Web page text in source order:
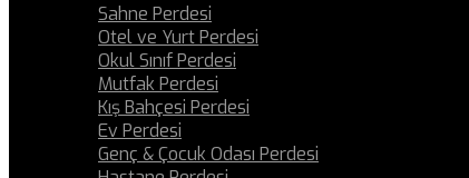
Sahne Perdesi
Otel ve Yurt Perdesi
Okul Sınıf Perdesi
Mutfak Perdesi
Kış Bahçesi Perdesi
Ev Perdesi
Genç & Çocuk Odası Perdesi